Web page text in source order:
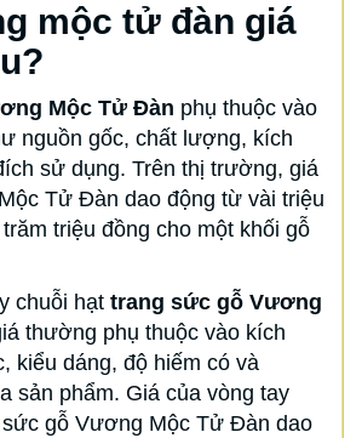
mộc tử đàn giá
Mộc Tử Đàn phụ thuộc vào
nguồn gốc, chất lượng, kích
sử dụng. Trên thị trường, giá
Tử Đàn dao động từ vài triệu
triệu đồng cho một khối gỗ
chuỗi hạt trang sức gỗ Vương
thường phụ thuộc vào kích
kiểu dáng, độ hiếm có và
sản phẩm. Giá của vòng tay
gỗ Vương Mộc Tử Đàn dao